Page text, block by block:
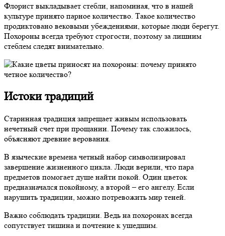
Флорист выкладывает стебли, напоминая, что в нашей
культуре принято парное количество. Такое количество
продиктовано вековыми убеждениями, которые люди берегут.
Похороны всегда требуют строгости, поэтому за лишним
стеблем следят внимательно.
Истоки традиций
Старинная традиция запрещает живым использовать
нечетный счет при прощании. Почему так сложилось,
объясняют древние верования.
В языческие времена четный набор символизировал
завершение жизненного цикла. Люди верили, что пара
предметов помогает душе найти покой. Один цветок
предназначался покойному, а второй – его ангелу. Если
нарушить традиции, можно потревожить мир теней.
Важно соблюдать традиции. Ведь на похоронах всегда
сопутствует тишина и почтение к ушедшим.